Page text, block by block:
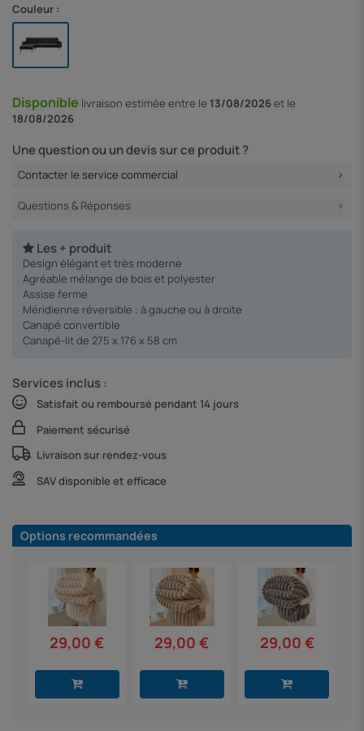
Couleur :
Disponible livraison estimée entre le 13/08/2026et le
18/08/2026
Une question ou un devis sur ce produit ?
Contacter le service commercial
Questions & Réponses
Les + produit
Design élégant et très moderne
Agréable mélange de bois et polyester
Assise ferme
Méridienne réversible : à gauche ou à droite
Canapé convertible
Canapé-lit de 275 x 176 x 58 cm
Services inclus :
Satisfait ou remboursé pendant 14 jours
Paiement sécurisé
Livraison sur rendez-vous
SAV disponible et efficace
Options recommandées
29,00 € 29,00 € 29,00 €